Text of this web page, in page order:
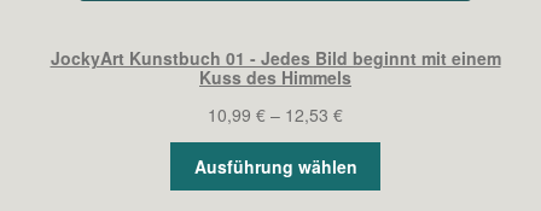
JockyArt Kunstbuch 01 - Jedes Bild beginnt mit einem
Kuss des Himmels
10,99 € – 12,53 €Preisspanne:
10,99 €
bis
12,53 €
Ausführung wählen